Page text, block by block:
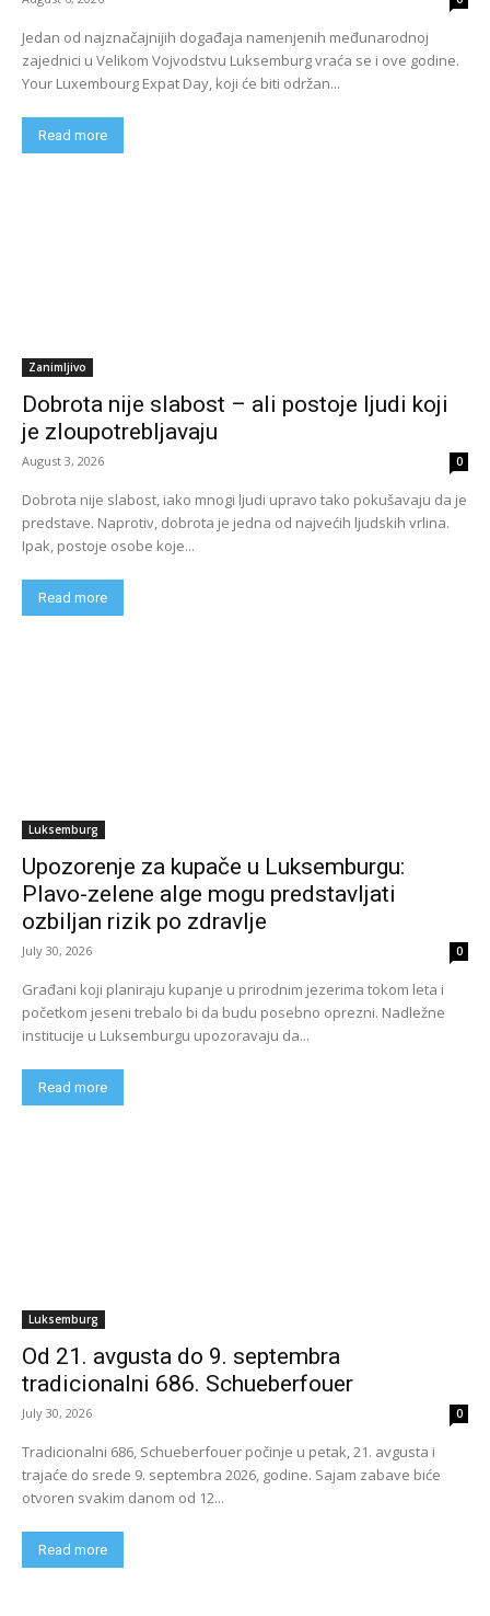
Jedan od najznačajnijih događaja namenjenih međunarodnoj
zajednici u Velikom Vojvodstvu Luksemburg vraća se i ove godine.
Your Luxembourg Expat Day, koji će biti održan...
Read more
Zanimljivo
Dobrota nije slabost – ali postoje ljudi koji
je zloupotrebljavaju
August 3, 2026 0
Dobrota nije slabost, iako mnogi ljudi upravo tako pokušavaju da je
predstave. Naprotiv, dobrota je jedna od najvećih ljudskih vrlina.
Ipak, postoje osobe koje...
Read more
Luksemburg
Upozorenje za kupače u Luksemburgu:
Plavo-zelene alge mogu predstavljati
ozbiljan rizik po zdravlje
July 30, 2026 0
Građani koji planiraju kupanje u prirodnim jezerima tokom leta i
početkom jeseni trebalo bi da budu posebno oprezni. Nadležne
institucije u Luksemburgu upozoravaju da...
Read more
Luksemburg
Od 21. avgusta do 9. septembra
tradicionalni 686. Schueberfouer
July 30, 2026 0
Tradicionalni 686, Schueberfouer počinje u petak, 21. avgusta i
trajaće do srede 9. septembra 2026, godine. Sajam zabave biće
otvoren svakim danom od 12...
Read more